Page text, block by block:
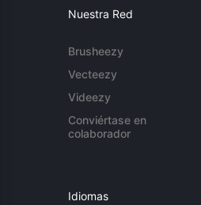
Nuestra Red
Brusheezy
Vecteezy
Videezy
Conviértase en
colaborador
Idiomas